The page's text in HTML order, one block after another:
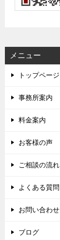
メニュー
トップページ
事務所案内
料金案内
お客様の声
ご相談の流れ
よくある質問
お問い合わせ
ブログ